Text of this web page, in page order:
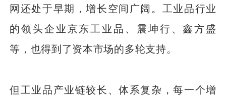
网还处于早期，增长空间广阔。工业品行业
的领头企业京东工业品、震坤行、鑫方盛
等，也得到了资本市场的多轮支持。
但工业品产业链较长、体系复杂，每一个增